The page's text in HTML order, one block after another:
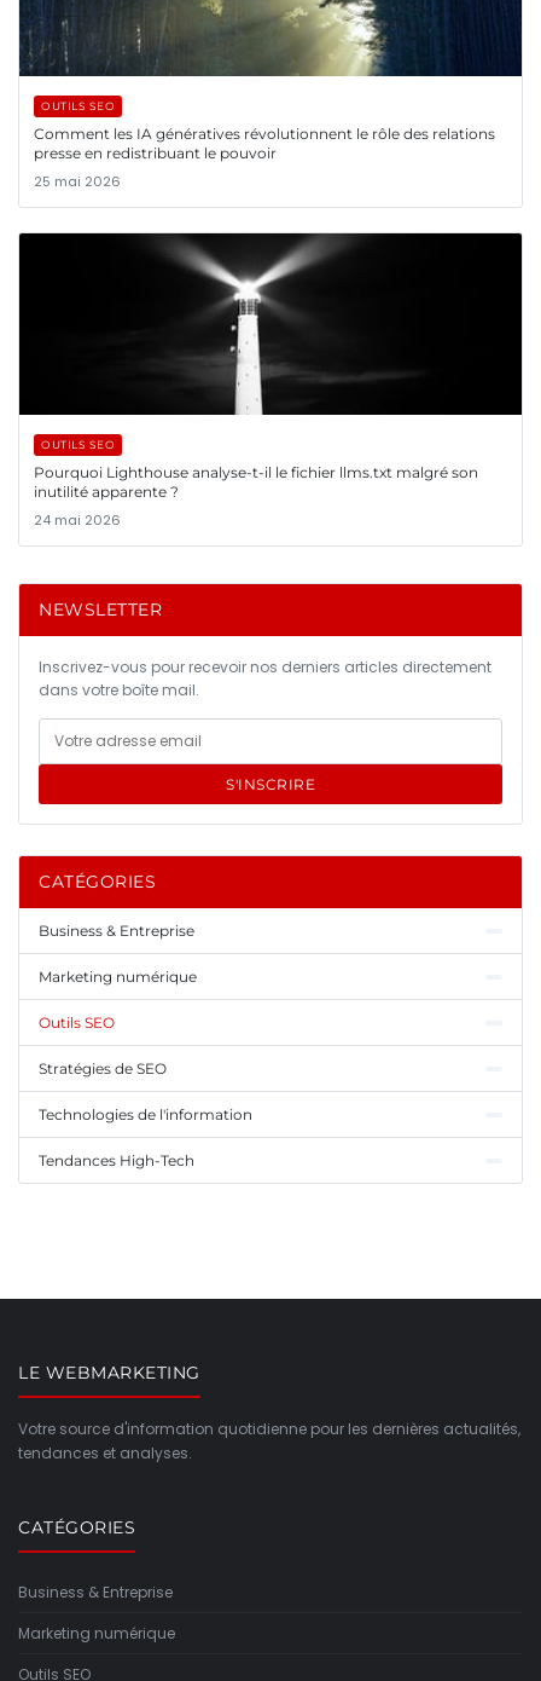
OUTILS SEO
Comment les IA génératives révolutionnent le rôle des relations
presse en redistribuant le pouvoir
25 mai 2026
OUTILS SEO
Pourquoi Lighthouse analyse-t-il le fichier llms.txt malgré son
inutilité apparente ?
24 mai 2026
NEWSLETTER
Inscrivez-vous pour recevoir nos derniers articles directement
dans votre boîte mail.
S'INSCRIRE
CATÉGORIES
Business & Entreprise
Marketing numérique
Outils SEO
Stratégies de SEO
Technologies de l'information
Tendances High-Tech
LE WEBMARKETING
Votre source d'information quotidienne pour les dernières actualités,
tendances et analyses.
CATÉGORIES
Business & Entreprise
Marketing numérique
Outils SEO